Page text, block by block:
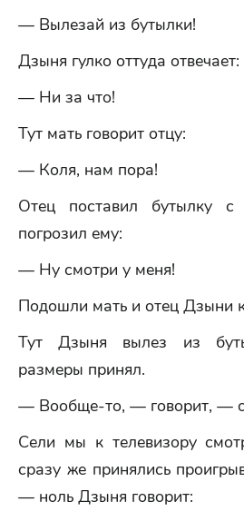
— Вылезай из бутылки!
Дзыня гулко оттуда отвечает:
— Ни за что!
Тут мать говорит отцу:
— Коля, нам пора!
Отец поставил бутылку
погрозил ему:
— Ну смотри у меня!
Подошли мать и отец Дзыни
Тут Дзыня вылез из
размеры принял.
— Вообще-то, — говорит, —
Сели мы к телевизору
сразу же принялись
— ноль Дзыня говорит: